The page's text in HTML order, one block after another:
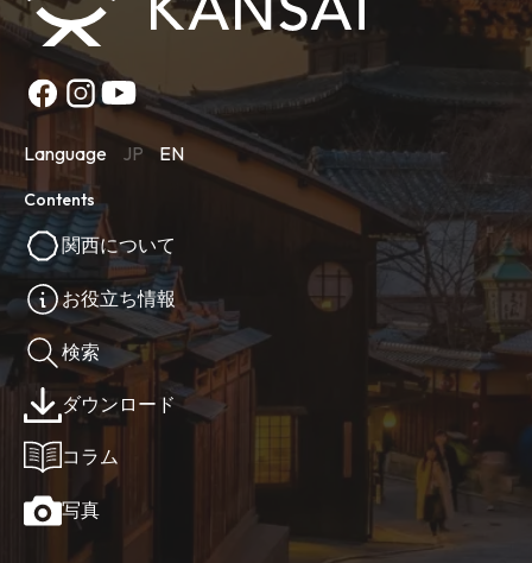
Language JP EN
Contents
関西について
お役立ち情報
検索
ダウンロード
コラム
写真